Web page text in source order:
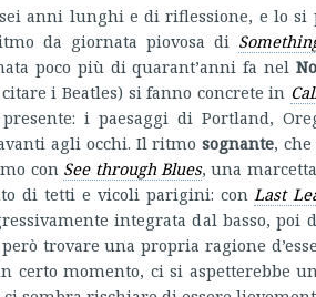
anni lunghi e di riflessione, e lo si
da giornata piovosa di
poco più di quarant’anni fa nel
i Beatles) si fanno concrete in
i paesaggi di Portland,
agli occhi. Il ritmosognante,
con See through Blues, una
di tetti e vicoli parigini: conLast
integrata dal basso,
trovare una propria ragione
certo momento, ci si aspetterebbe